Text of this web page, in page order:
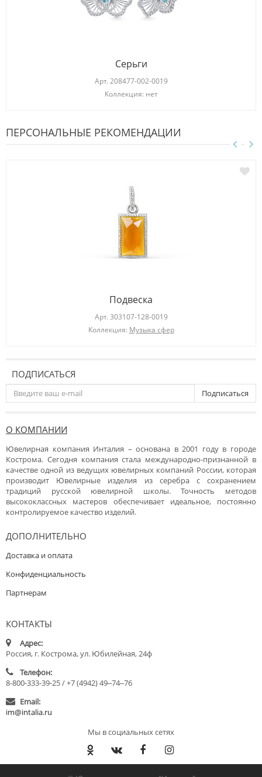
Серьги
Арт. 208477-002-0019
Коллекция: нет
ПЕРСОНАЛЬНЫЕ РЕКОМЕНДАЦИИ
Подвеска
Арт. 303107-128-0019
Коллекция: Музыка сфер
ПОДПИСАТЬСЯ
Подписаться
О КОМПАНИИ
Ювелирная компания Инталия – основана в 2001 году в городе
Кострома. Сегодня компания стала международно-признанной в
качестве одной из ведущих ювелирных компаний России, которая
производит Ювелирные изделия из серебра с сохранением
традиций русской ювелирной школы. Точность методов
высококлассных мастеров обеспечивает идеальное, постоянно
контролируемое качество изделий.
ДОПОЛНИТЕЛЬНО
Доставка и оплата
Конфиденциальность
Партнерам
КОНТАКТЫ
Адрес:
Россия, г. Кострома, ул. Юбилейная, 24ф
Телефон:
8-800-333-39-25 / +7 (4942) 49‒74‒76
Email:
im@intalia.ru
Мы в социальных сетях